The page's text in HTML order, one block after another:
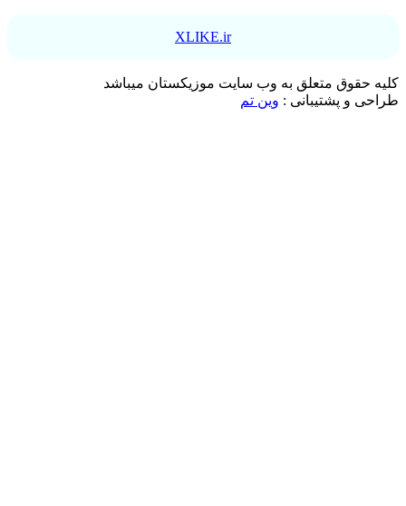
XLIKE.ir
کلیه حقوق متعلق به وب سایت موزیکستان میباشد
طراحی و پشتیبانی : وین تم